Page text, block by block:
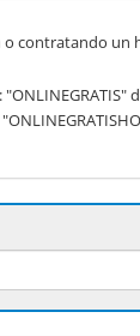
contratando